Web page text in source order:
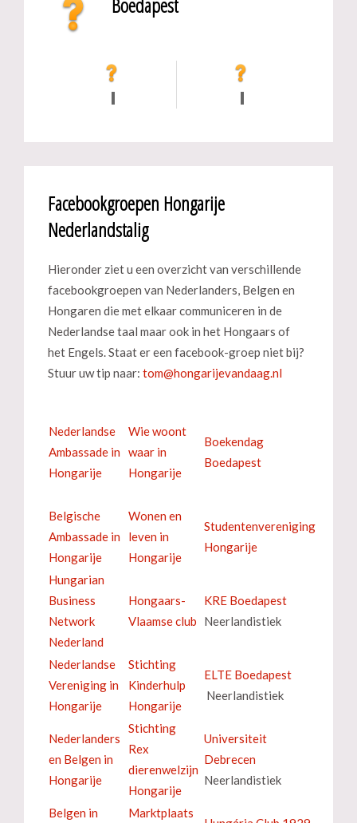
Facebookgroepen Hongarije
Nederlandstalig
Hieronder ziet u een overzicht van verschillende
facebookgroepen van Nederlanders, Belgen en
Hongaren die met elkaar communiceren in de
Nederlandse taal maar ook in het Hongaars of
het Engels. Staat er een facebook-groep niet bij?
Stuur uw tip naar:
Nederlandse
Ambassade in
Hongarije
Wie woont
waar in
Hongarije
Boekendag
Boedapest
Belgische
Ambassade in
Hongarije
Wonen en
leven in
Hongarije
Studentenvereniging
Hongarije
Hungarian
Business
Network
Nederland
Hongaars-
Vlaamse club
KRE Boedapest
Neerlandistiek
Nederlandse
Vereniging in
Hongarije
Stichting
Kinderhulp
Hongarije
ELTE Boedapest
Neerlandistiek
Nederlanders
en Belgen in
Hongarije
Stichting
Rex
dierenwelzijn
Hongarije
Universiteit
Debrecen
Neerlandistiek
Belgen in Marktplaats